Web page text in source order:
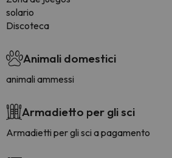
solario
Discoteca
Animali domestici
animali ammessi
Armadietto per gli sci
Armadietti per gli sci a pagamento